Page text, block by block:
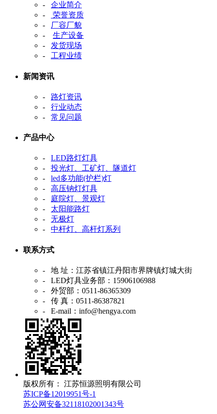
- 企业简介
-
荣誉资质
- 厂容厂貌
- 生产设备
- 发货现场
- 工程业绩
新闻资讯
- 路灯资讯
- 行业动态
- 常见问题
产品中心
- LED路灯灯具
- 投光灯、工矿灯、隧道灯
- led多功能(护栏)灯
- 高压钠灯灯具
- 庭院灯、景观灯
- 太阳能路灯
- 无极灯
- 中杆灯、高杆灯系列
联系方式
- 地 址：江苏省镇江丹阳市界牌镇灯城大街
- LED灯具业务部：15906106988
- 外贸部：0511-86365309
- 传 真：0511-86387821
- E-mail：info@hengya.com
版权所有： 江苏恒源照明有限公司
苏ICP备12019951号-1
苏公网安备32118102001343号